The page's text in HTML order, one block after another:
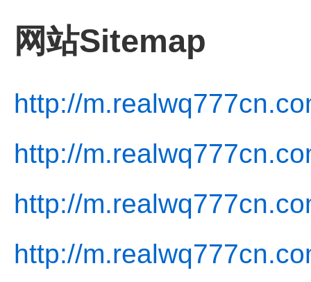
网站Sitemap
http://
http://
http://
http://